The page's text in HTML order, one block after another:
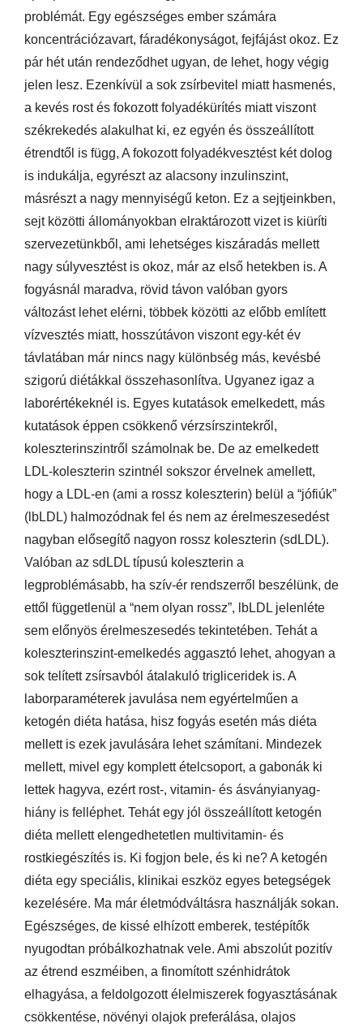
problémát. Egy egészséges ember számára
koncentrációzavart, fáradékonyságot, fejfájást okoz. Ez
pár hét után rendeződhet ugyan, de lehet, hogy végig
jelen lesz. Ezenkívül a sok zsírbevitel miatt hasmenés,
a kevés rost és fokozott folyadékürítés miatt viszont
székrekedés alakulhat ki, ez egyén és összeállított
étrendtől is függ, A fokozott folyadékvesztést két dolog
is indukálja, egyrészt az alacsony inzulinszint,
másrészt a nagy mennyiségű keton. Ez a sejtjeinkben,
sejt közötti állományokban elraktározott vizet is kiüríti
szervezetünkből, ami lehetséges kiszáradás mellett
nagy súlyvesztést is okoz, már az első hetekben is. A
fogyásnál maradva, rövid távon valóban gyors
változást lehet elérni, többek közötti az előbb említett
vízvesztés miatt, hosszútávon viszont egy-két év
távlatában már nincs nagy különbség más, kevésbé
szigorú diétákkal összehasonlítva. Ugyanez igaz a
laborértékeknél is. Egyes kutatások emelkedett, más
kutatások éppen csökkenő vérzsírszintekről,
koleszterinszintről számolnak be. De az emelkedett
LDL-koleszterin szintnél sokszor érvelnek amellett,
hogy a LDL-en (ami a rossz koleszterin) belül a “jófiúk”
(lbLDL) halmozódnak fel és nem az érelmeszesedést
nagyban elősegítő nagyon rossz koleszterin (sdLDL).
Valóban az sdLDL típusú koleszterin a
legproblémásabb, ha szív-ér rendszerről beszélünk, de
ettől függetlenül a “nem olyan rossz”, lbLDL jelenléte
sem előnyös érelmeszesedés tekintetében. Tehát a
koleszterinszint-emelkedés aggasztó lehet, ahogyan a
sok telített zsírsavból átalakuló trigliceridek is. A
laborparaméterek javulása nem egyértelműen a
ketogén diéta hatása, hisz fogyás esetén más diéta
mellett is ezek javulására lehet számítani. Mindezek
mellett, mivel egy komplett ételcsoport, a gabonák ki
lettek hagyva, ezért rost-, vitamin- és ásványianyag-
hiány is felléphet. Tehát egy jól összeállított ketogén
diéta mellett elengedhetetlen multivitamin- és
rostkiegészítés is. Ki fogjon bele, és ki ne? A ketogén
diéta egy speciális, klinikai eszköz egyes betegségek
kezelésére. Ma már életmódváltásra használják sokan.
Egészséges, de kissé elhízott emberek, testépítők
nyugodtan próbálkozhatnak vele. Ami abszolút pozitív
az étrend eszméiben, a finomított szénhidrátok
elhagyása, a feldolgozott élelmiszerek fogyasztásának
csökkentése, növényi olajok preferálása, olajos